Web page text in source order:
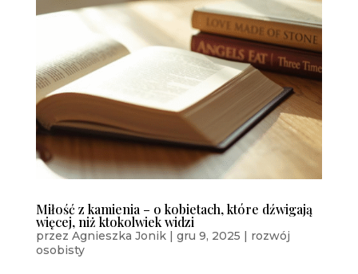
Miłość z kamienia – o kobietach, które dźwigają
więcej, niż ktokolwiek widzi
przez Agnieszka Jonik| gru 9, 2025
rozwój
osobisty